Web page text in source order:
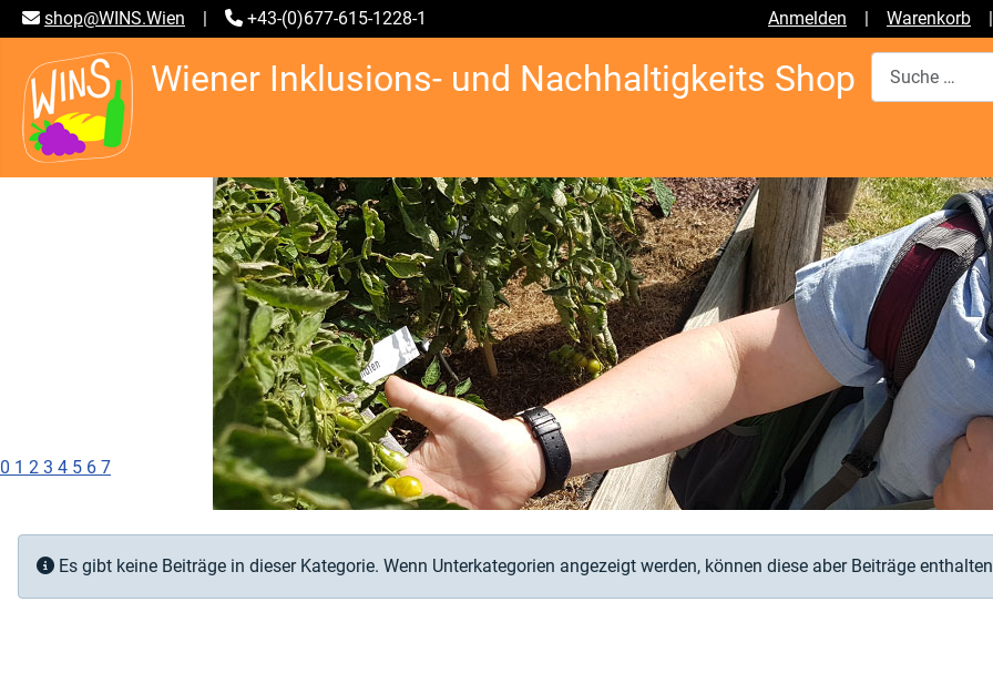
shop@WINS.Wien | +43-(0)677-615-1228-1 Anmelden | Warenkorb
Wiener Inklusions- und Nachhaltigkeits Shop Suchen
0 1 2 3 4 5 6 7
Information
Es gibt keine Beiträge in dieser Kategorie. Wenn Unterkategorien angezeigt werden, können diese aber Beiträge